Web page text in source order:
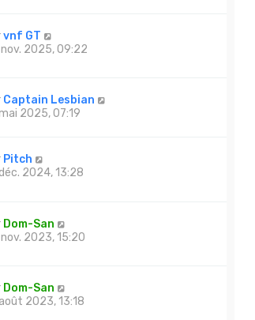
vnf GT
2025, 09:22
Captain Lesbian
2025, 07:19
Pitch
2024, 13:28
Dom-San
2023, 15:20
Dom-San
2023, 13:18